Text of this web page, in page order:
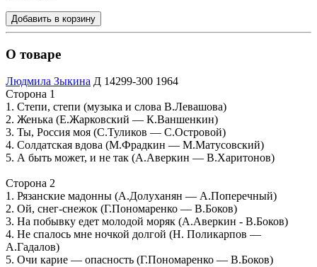
Добавить в корзину
О товаре
Людмила Зыкина Д 14299-300 1964
Сторона 1
1. Степи, степи (музыка и слова В.Левашова)
2. Женька (Е.Жарковский — К.Ваншенкин)
3. Ты, Россия моя (С.Туликов — С.Островой)
4. Солдатская вдова (М.Фрадкин — М.Матусовский)
5. А быть может, и не так (А.Аверкин — В.Харитонов)
Сторона 2
1. Рязанские мадонны (А.Долуханян — А.Поперечный)
2. Ой, снег-снежок (Г.Пономаренко — В.Боков)
3. На побывку едет молодой моряк (А.Аверкин - В.Боков)
4. Не спалось мне ночкой долгой (Н. Поликарпов —
А.Гадалов)
5. Очи карие — опасность (Г.Пономаренко — В.Боков)